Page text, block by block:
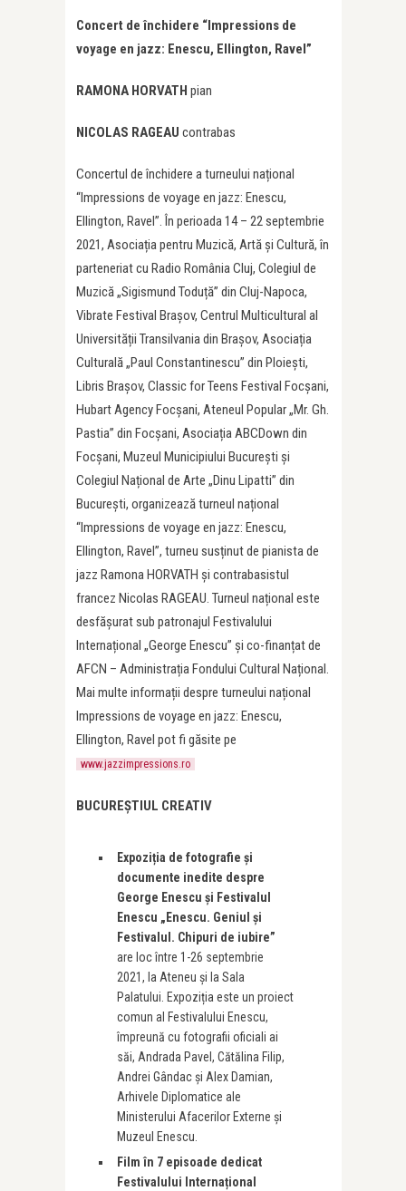
Concert de închidere “Impressions de
voyage en jazz: Enescu, Ellington, Ravel”
RAMONA HORVATH pian
NICOLAS RAGEAU contrabas
Concertul de închidere a turneului național
“Impressions de voyage en jazz: Enescu,
Ellington, Ravel”. În perioada 14 – 22 septembrie
2021, Asociația pentru Muzică, Artă și Cultură, în
parteneriat cu Radio România Cluj, Colegiul de
Muzică „Sigismund Toduță” din Cluj-Napoca,
Vibrate Festival Brașov, Centrul Multicultural al
Universității Transilvania din Brașov, Asociația
Culturală „Paul Constantinescu” din Ploiești,
Libris Brașov, Classic for Teens Festival Focșani,
Hubart Agency Focșani, Ateneul Popular „Mr. Gh.
Pastia” din Focșani, Asociația ABCDown din
Focșani, Muzeul Municipiului București și
Colegiul Național de Arte „Dinu Lipatti” din
București, organizează turneul național
“Impressions de voyage en jazz: Enescu,
Ellington, Ravel”, turneu susținut de pianista de
jazz Ramona HORVATH și contrabasistul
francez Nicolas RAGEAU. Turneul național este
desfășurat sub patronajul Festivalului
Internațional „George Enescu” și co-finanțat de
AFCN – Administrația Fondului Cultural Național.
Mai multe informații despre turneului național
Impressions de voyage en jazz: Enescu,
Ellington, Ravel pot fi găsite pe
www.jazzimpressions.ro
BUCUREȘTIUL CREATIV
Expoziția de fotografie și
documente inedite despre
George Enescu și Festivalul
Enescu „Enescu. Geniul și
Festivalul. Chipuri de iubire”
are loc între 1-26 septembrie
2021, la Ateneu și la Sala
Palatului. Expoziția este un proiect
comun al Festivalului Enescu,
împreună cu fotografii oficiali ai
săi, Andrada Pavel, Cătălina Filip,
Andrei Gândac și Alex Damian,
Arhivele Diplomatice ale
Ministerului Afacerilor Externe și
Muzeul Enescu.
Film în 7 episoade dedicat
Festivalului Internațional